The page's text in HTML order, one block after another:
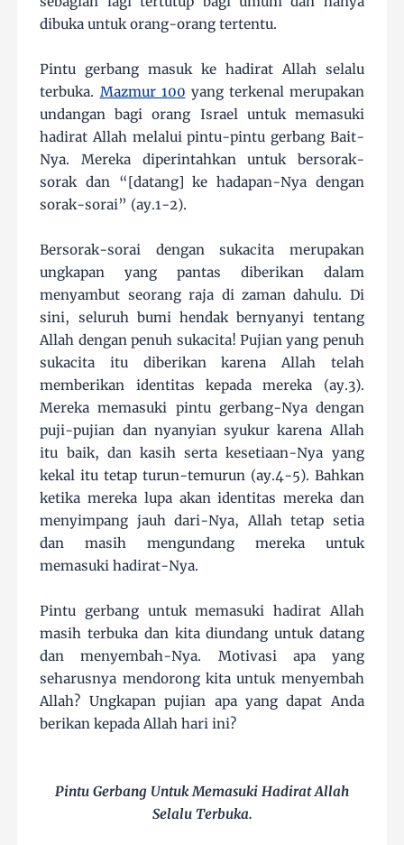
dibuka untuk orang-orang tertentu.
Pintu gerbang masuk ke hadirat Allah selalu
terbuka. Mazmur 100 yang terkenal merupakan
undangan bagi orang Israel untuk memasuki
hadirat Allah melalui pintu-pintu gerbang Bait-
Nya. Mereka diperintahkan untuk bersorak-
sorak dan “[datang] ke hadapan-Nya dengan
sorak-sorai” (ay.1-2).
Bersorak-sorai dengan sukacita merupakan
ungkapan yang pantas diberikan dalam
menyambut seorang raja di zaman dahulu. Di
sini, seluruh bumi hendak bernyanyi tentang
Allah dengan penuh sukacita! Pujian yang penuh
sukacita itu diberikan karena Allah telah
memberikan identitas kepada mereka (ay.3).
Mereka memasuki pintu gerbang-Nya dengan
puji-pujian dan nyanyian syukur karena Allah
itu baik, dan kasih serta kesetiaan-Nya yang
kekal itu tetap turun-temurun (ay.4-5). Bahkan
ketika mereka lupa akan identitas mereka dan
menyimpang jauh dari-Nya, Allah tetap setia
dan masih mengundang mereka untuk
memasuki hadirat-Nya.
Pintu gerbang untuk memasuki hadirat Allah
masih terbuka dan kita diundang untuk datang
dan menyembah-Nya. Motivasi apa yang
seharusnya mendorong kita untuk menyembah
Allah? Ungkapan pujian apa yang dapat Anda
berikan kepada Allah hari ini?
Pintu Gerbang Untuk Memasuki Hadirat Allah
Selalu Terbuka.